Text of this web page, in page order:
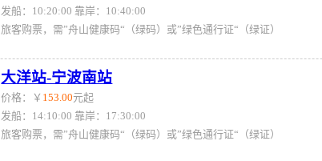
发船：10:20:00 靠岸：10:40:00
旅客购票，需”舟山健康码“（绿码）或”绿色通行证“（绿证）
大洋站-宁波南站
价格：￥ 153.00元起
发船：14:10:00 靠岸：17:30:00
旅客购票，需”舟山健康码“（绿码）或”绿色通行证“（绿证）